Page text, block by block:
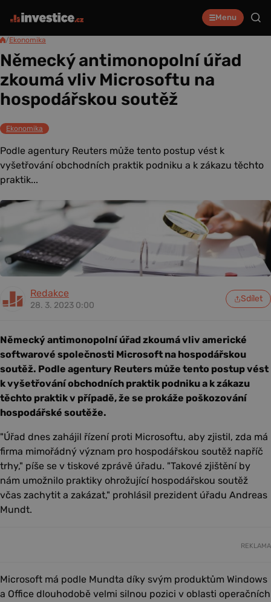
Menu
/Ekonomika
Německý antimonopolní úřad
zkoumá vliv Microsoftu na
hospodářskou soutěž
Ekonomika
Podle agentury Reuters může tento postup vést k
vyšetřování obchodních praktik podniku a k zákazu těchto
praktik...
Redakce
28. 3. 2023 0:00
Sdílet
Německý antimonopolní úřad zkoumá vliv americké
softwarové společnosti Microsoft na hospodářskou
soutěž. Podle agentury Reuters může tento postup vést
k vyšetřování obchodních praktik podniku a k zákazu
těchto praktik v případě, že se prokáže poškozování
hospodářské soutěže.
"Úřad dnes zahájil řízení proti Microsoftu, aby zjistil, zda má
firma mimořádný význam pro hospodářskou soutěž napříč
trhy," píše se v tiskové zprávě úřadu. "Takové zjištění by
nám umožnilo praktiky ohrožující hospodářskou soutěž
včas zachytit a zakázat," prohlásil prezident úřadu Andreas
Mundt.
REKLAMA
Microsoft má podle Mundta díky svým produktům Windows
a Office dlouhodobě velmi silnou pozici v oblasti operačních